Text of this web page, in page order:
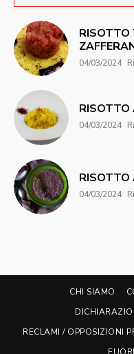
RISOTTO
04/03/2024
RISOTTO
04/03/2024
RISOTTO
04/03/2024
CHI SIAMO
RECLAMI / OPPOSIZIONI